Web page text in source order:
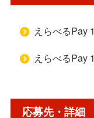
えらべるPay
えらべるPay
応募先・詳細